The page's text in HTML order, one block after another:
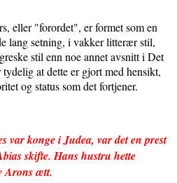
eller "forordet", er formet som en
lang setning, i vakker litterær stil,
stil enn noe annet avsnitt i Det
at dette er gjort med hensikt,
og status som det fortjener.
var konge i Judea, var det en prest
skifte. Hans hustru hette
Arons ætt.